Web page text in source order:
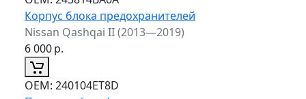
Корпус блока предохранителей
Nissan Qashqai II (2013—2019)
6 000р.
ОЕМ: 240104ET8D